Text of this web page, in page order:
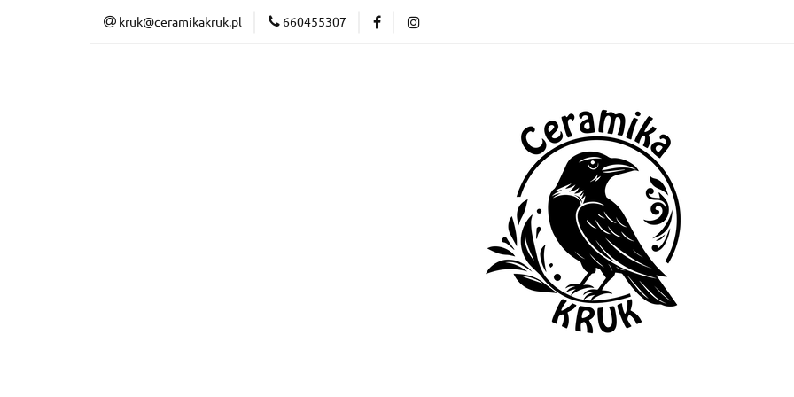
kruk@ceramikakruk.pl 660455307
O MNIE